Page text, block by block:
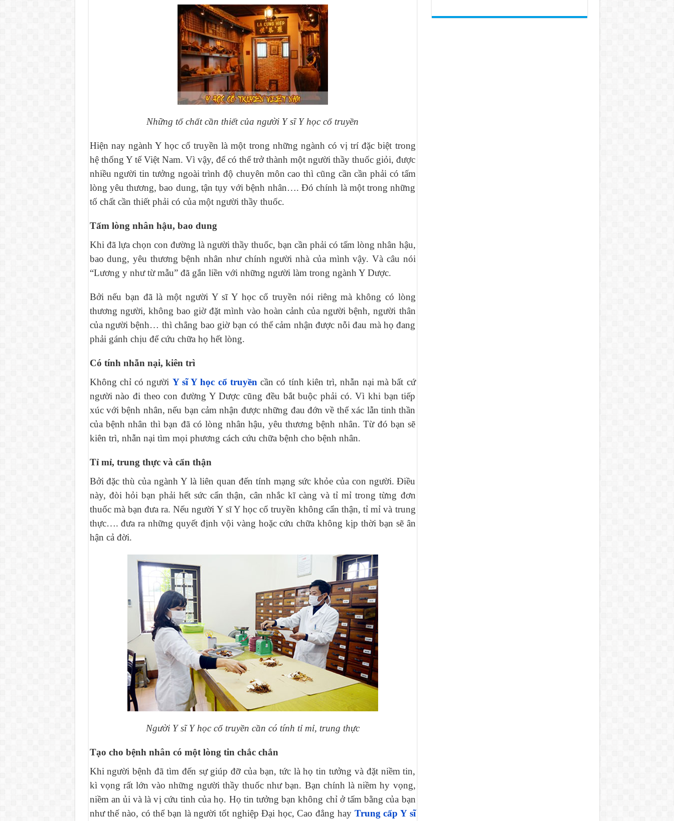
Những tố chất cần thiết của người Y sĩ Y học cổ truyền
Hiện nay ngành Y học cổ truyền là một trong những ngành có vị trí đặc biệt trong
hệ thống Y tế Việt Nam. Vì vậy, để có thể trở thành một người thầy thuốc giỏi, được
nhiều người tin tưởng ngoài trình độ chuyên môn cao thì cũng cần cần phải có tấm
lòng yêu thương, bao dung, tận tụy với bệnh nhân…. Đó chính là một trong những
tố chất cần thiết phải có của một người thầy thuốc.
Tấm lòng nhân hậu, bao dung
Khi đã lựa chọn con đường là người thầy thuốc, bạn cần phải có tấm lòng nhân hậu,
bao dung, yêu thương bệnh nhân như chính người nhà của mình vậy. Và câu nói
“Lương y như từ mẫu” đã gắn liền với những người làm trong ngành Y Dược.
Bởi nếu bạn đã là một người Y sĩ Y học cổ truyền nói riêng mà không có lòng
thương người, không bao giờ đặt mình vào hoàn cảnh của người bệnh, người thân
của người bệnh… thì chẳng bao giờ bạn có thể cảm nhận được nỗi đau mà họ đang
phải gánh chịu để cứu chữa họ hết lòng.
Có tính nhẫn nại, kiên trì
Không chỉ có người Y sĩ Y học cổ truyền cần có tính kiên trì, nhẫn nại mà bất cứ
người nào đi theo con đường Y Dược cũng đều bắt buộc phải có. Vì khi bạn tiếp
xúc với bệnh nhân, nếu bạn cảm nhận được những đau đớn về thể xác lẫn tinh thần
của bệnh nhân thì bạn đã có lòng nhân hậu, yêu thương bệnh nhân. Từ đó bạn sẽ
kiên trì, nhẫn nại tìm mọi phương cách cứu chữa bệnh cho bệnh nhân.
Tỉ mỉ, trung thực và cẩn thận
Bởi đặc thù của ngành Y là liên quan đến tính mạng sức khỏe của con người. Điều
này, đòi hỏi bạn phải hết sức cẩn thận, cân nhắc kĩ càng và tỉ mỉ trong từng đơn
thuốc mà bạn đưa ra. Nếu người Y sĩ Y học cổ truyền không cẩn thận, tỉ mỉ và trung
thực…. đưa ra những quyết định vội vàng hoặc cứu chữa không kịp thời bạn sẽ ân
hận cả đời.
Người Y sĩ Y học cổ truyền cần có tính tỉ mỉ, trung thực
Tạo cho bệnh nhân có một lòng tin chắc chắn
Khi người bệnh đã tìm đến sự giúp đỡ của bạn, tức là họ tin tưởng và đặt niềm tin,
kì vọng rất lớn vào những người thầy thuốc như bạn. Bạn chính là niềm hy vọng,
niềm an ủi và là vị cứu tinh của họ. Họ tin tưởng bạn không chỉ ở tấm bằng của bạn
như thế nào, có thể bạn là người tốt nghiệp Đại học, Cao đẳng hay Trung cấp Y sĩ